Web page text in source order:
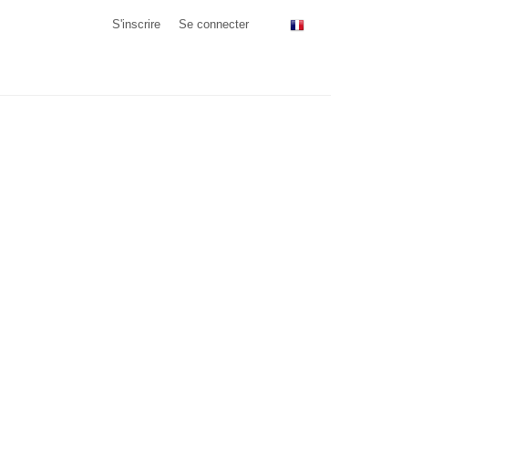
S'inscrire Se connecter